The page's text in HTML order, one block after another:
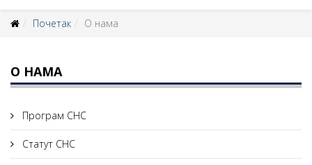
Почетак О нама
О НАМА
Програм СНС
Статут СНС